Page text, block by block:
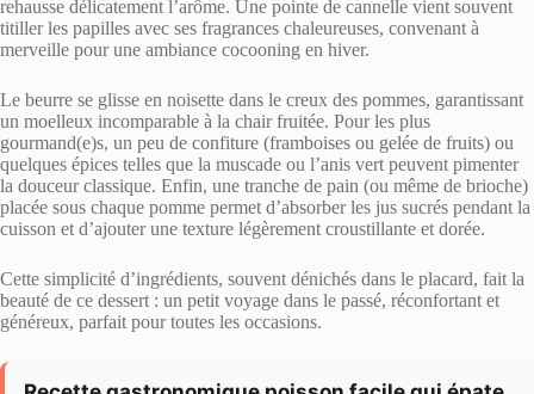
rehausse délicatement l’arôme. Une pointe de cannelle vient souvent
titiller les papilles avec ses fragrances chaleureuses, convenant à
merveille pour une ambiance cocooning en hiver.
Le beurre se glisse en noisette dans le creux des pommes, garantissant
un moelleux incomparable à la chair fruitée. Pour les plus
gourmand(e)s, un peu de confiture (framboises ou gelée de fruits) ou
quelques épices telles que la muscade ou l’anis vert peuvent pimenter
la douceur classique. Enfin, une tranche de pain (ou même de brioche)
placée sous chaque pomme permet d’absorber les jus sucrés pendant la
cuisson et d’ajouter une texture légèrement croustillante et dorée.
Cette simplicité d’ingrédients, souvent dénichés dans le placard, fait la
beauté de ce dessert : un petit voyage dans le passé, réconfortant et
généreux, parfait pour toutes les occasions.